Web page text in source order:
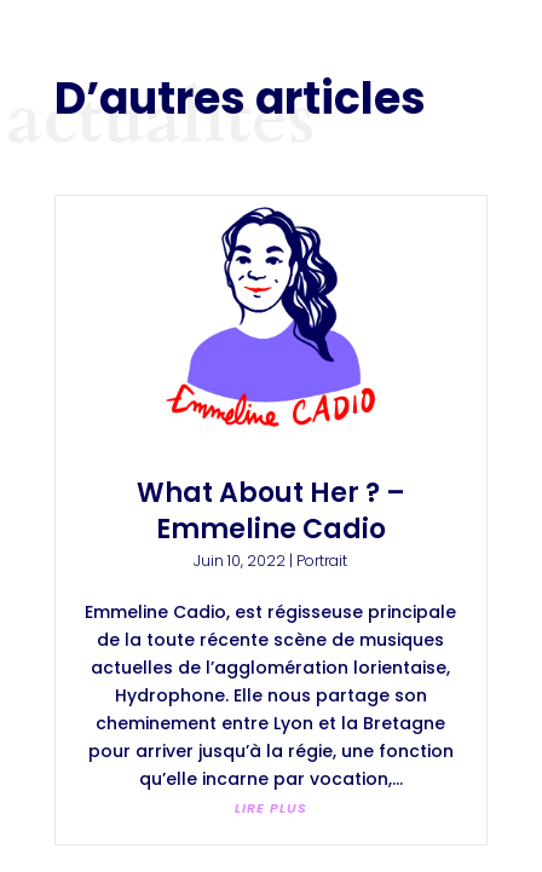
D’autres articles
actualités
What About Her ? –
Emmeline Cadio
Juin 10, 2022 | Portrait
Emmeline Cadio, est régisseuse principale
de la toute récente scène de musiques
actuelles de l’agglomération lorientaise,
Hydrophone. Elle nous partage son
cheminement entre Lyon et la Bretagne
pour arriver jusqu’à la régie, une fonction
qu’elle incarne par vocation,...
LIRE PLUS